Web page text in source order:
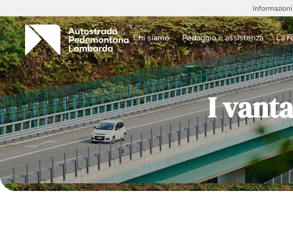
Chi siamo Pedaggio e assistenza La
I